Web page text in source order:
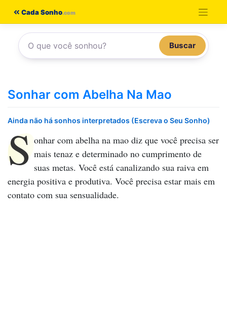
conteúdo
Cada Sonho
Buscar
Sonhar com Abelha Na Mao
Ainda não há sonhos interpretados (Escreva o Seu Sonho)
S onhar com abelha na mao diz que você precisa ser
mais tenaz e determinado no cumprimento de
suas metas. Você está canalizando sua raiva em
energia positiva e produtiva. Você precisa estar mais em
contato com sua sensualidade.